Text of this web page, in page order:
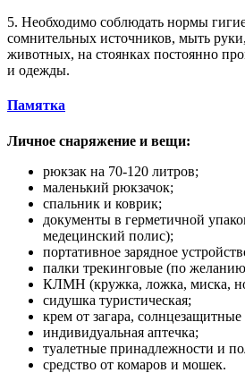
5. Необходимо соблюдать нормы
сомнительных источников, мыть
животных, на стоянках постоянно
и одежды.
Памятка
Личное снаряжение и вещи:
рюкзак на 70-120 литров;
маленький рюкзачок;
спальник и коврик;
документы в герметичной
медецинский полис);
портативное зарядное
палки трекинговые (по
КЛМН (кружка, ложка, миска,
сидушка туристическая;
крем от загара, солнцезащитные
индивидуальная аптечка;
туалетные принадлежности и
средство от комаров и мошек.